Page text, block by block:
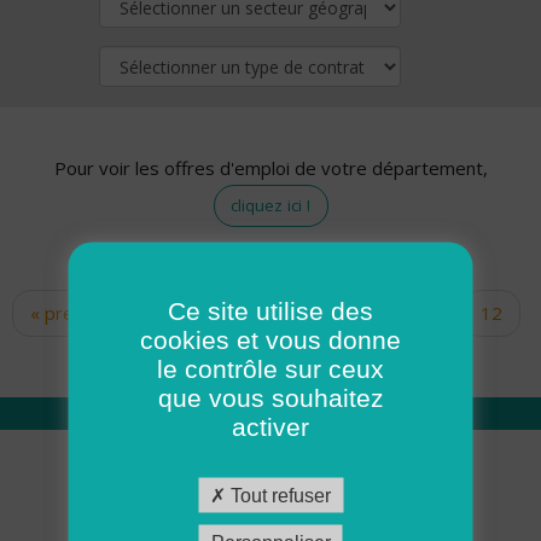
Pour voir les offres d'emploi de votre département,
cliquez ici !
Pages
« premier ‹ précédent … 10
12
14 15 16 17
Qui sommes nous
Académie ADMR
Ce site utilise des
cookies et vous donne
le contrôle sur ceux
que vous souhaitez
activer
Tout refuser